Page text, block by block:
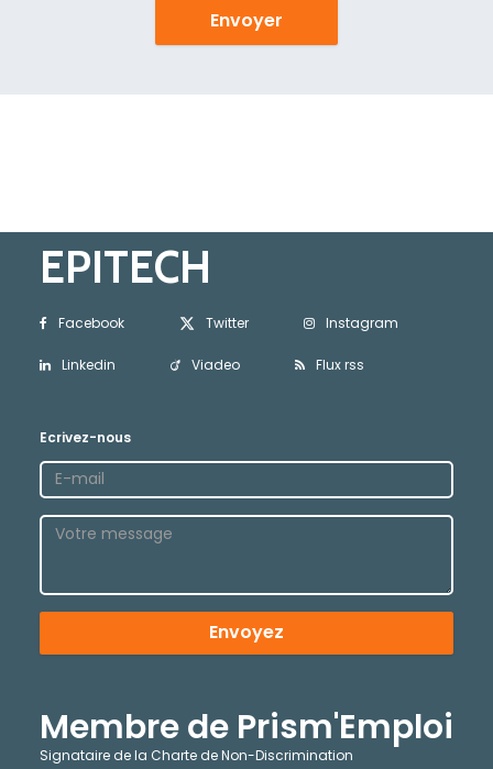
Envoyer
EPITECH
Facebook Twitter Instagram
Linkedin Viadeo Flux rss
Ecrivez-nous
Envoyez
Membre de Prism'Emploi
Signataire de la Charte de Non-Discrimination